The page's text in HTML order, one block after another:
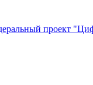
проект